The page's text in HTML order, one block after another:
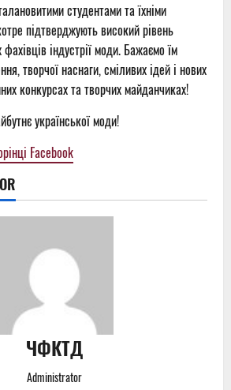
студентами та їхніми
підтверджують високий рівень
фахівців індустрії моди. Бажаємо їм
творчої наснаги, сміливих ідей і нових
конкурсах та творчих майданчиках!
української моди!
Facebook
ЧФКТД
Administrator